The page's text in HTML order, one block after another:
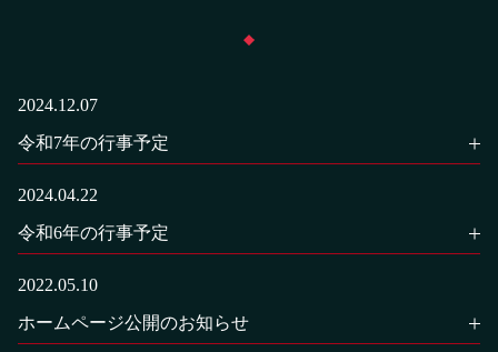
2024.12.07
令和7年の行事予定
2024.04.22
令和6年の行事予定
2022.05.10
ホームページ公開のお知らせ